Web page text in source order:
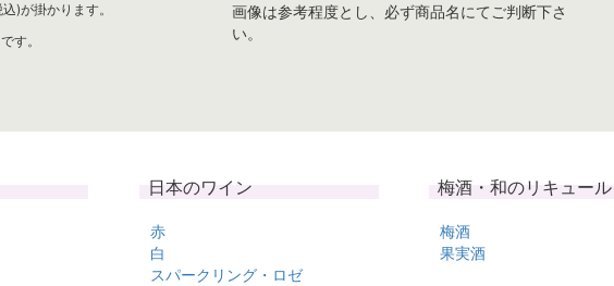
)が掛かります。
す。
画像は参考程度とし、必ず商品名にてご判断下さ
い。
日本のワイン
赤
白
スパークリング・ロゼ
梅酒・和のリキュール
梅酒
果実酒